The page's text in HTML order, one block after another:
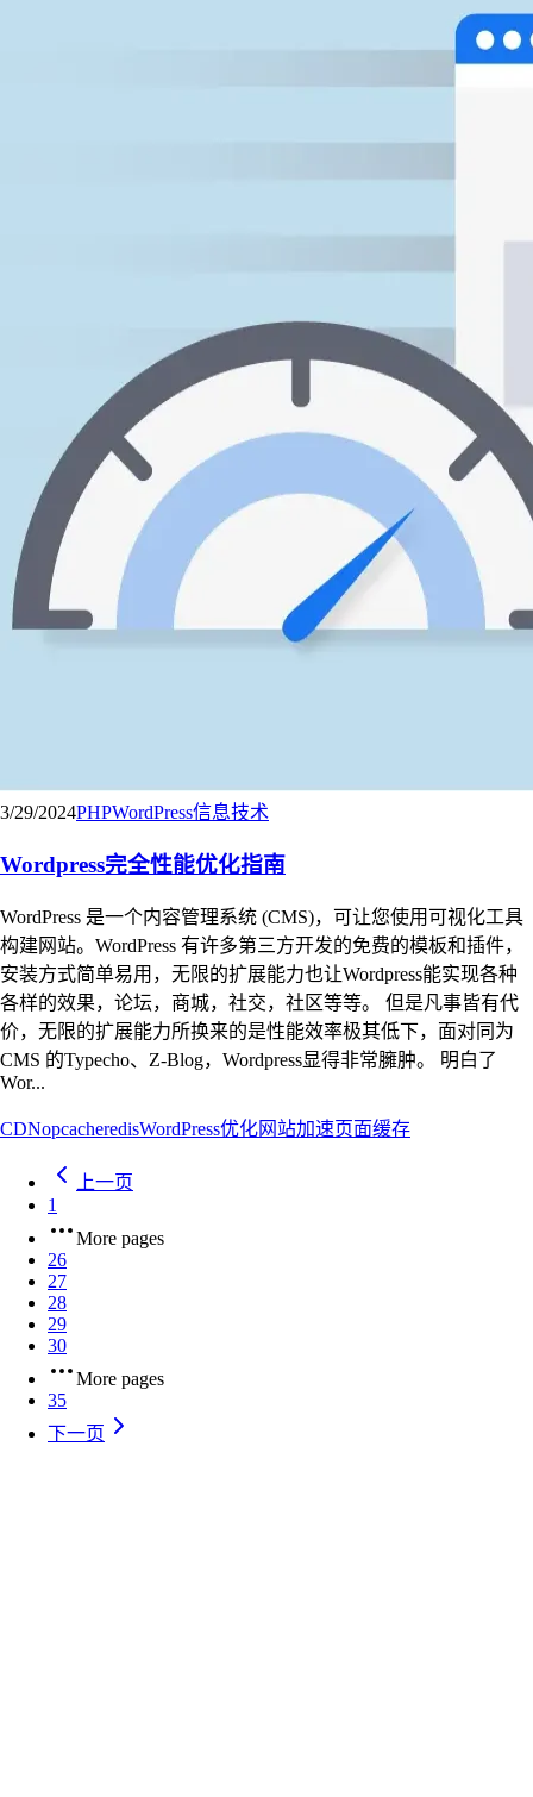
3/29/2024PHPWordPress信息技术
Wordpress完全性能优化指南
WordPress 是一个内容管理系统 (CMS)，可让您使用可视化工具
构建网站。WordPress 有许多第三方开发的免费的模板和插件，
安装方式简单易用，无限的扩展能力也让Wordpress能实现各种
各样的效果，论坛，商城，社交，社区等等。 但是凡事皆有代
价，无限的扩展能力所换来的是性能效率极其低下，面对同为
CMS 的Typecho、Z-Blog，Wordpress显得非常臃肿。 明白了
Wor...
CDNopcacheredisWordPress优化网站加速页面缓存
上一页
1
More pages
26
27
28
29
30
More pages
35
下一页